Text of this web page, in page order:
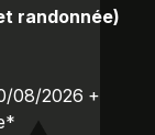
randonnée)
08/2026 +